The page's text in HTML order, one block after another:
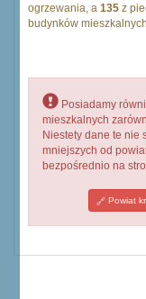
ogrzewania, a 135 z
budynków
Posiadamy
mieszkalnych
Niestety dane te nie
mniejszych od
bezpośrednio na
Powiat